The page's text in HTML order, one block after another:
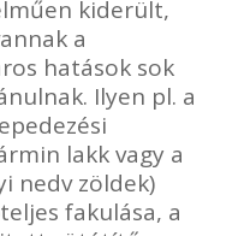
kiderült,
a
hatások sok
Ilyen pl. a
lakk vagy a
nedv zöldek)
fakulása, a